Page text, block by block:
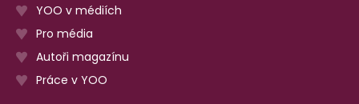
YOO v médiích
Pro média
Autoři magazínu
Práce v YOO